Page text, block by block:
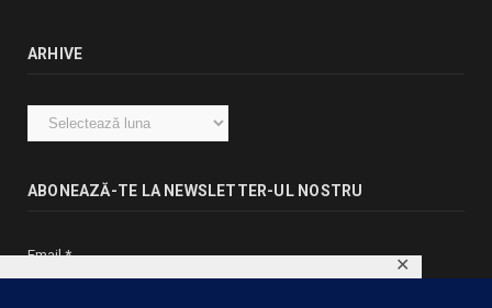
✕
ARHIVE
Arhive
ABONEAZĂ-TE LA NEWSLETTER-UL NOSTRU
Email*